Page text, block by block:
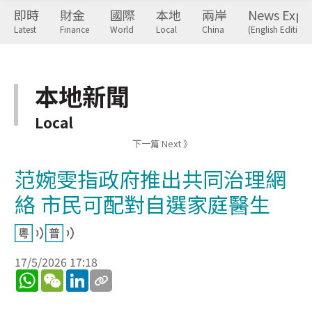
即時
Latest
財金
Finance
國際
World
本地
Local
兩岸
China
News
(English Edition)
本地新聞
Local
下一篇 Next 》
范婉雯指政府推出共同治理網
絡 市民可配對自選家庭醫生
17/5/2026 17:18
WhatsApp
WeChatLinkedIn